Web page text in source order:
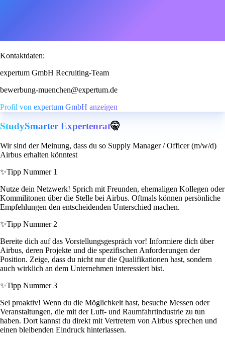
Kontaktdaten:
expertum GmbH Recruiting-Team
bewerbung-muenchen@expertum.de
Profil von expertum GmbH anzeigen
StudySmarter Expertenrat🤫
Wir sind der Meinung, dass du so Supply Manager / Officer (m/w/d)
Airbus erhalten könntest
✨Tipp Nummer 1
Nutze dein Netzwerk! Sprich mit Freunden, ehemaligen Kollegen oder
Kommilitonen über die Stelle bei Airbus. Oftmals können persönliche
Empfehlungen den entscheidenden Unterschied machen.
✨Tipp Nummer 2
Bereite dich auf das Vorstellungsgespräch vor! Informiere dich über
Airbus, deren Projekte und die spezifischen Anforderungen der
Position. Zeige, dass du nicht nur die Qualifikationen hast, sondern
auch wirklich an dem Unternehmen interessiert bist.
✨Tipp Nummer 3
Sei proaktiv! Wenn du die Möglichkeit hast, besuche Messen oder
Veranstaltungen, die mit der Luft- und Raumfahrtindustrie zu tun
haben. Dort kannst du direkt mit Vertretern von Airbus sprechen und
einen bleibenden Eindruck hinterlassen.